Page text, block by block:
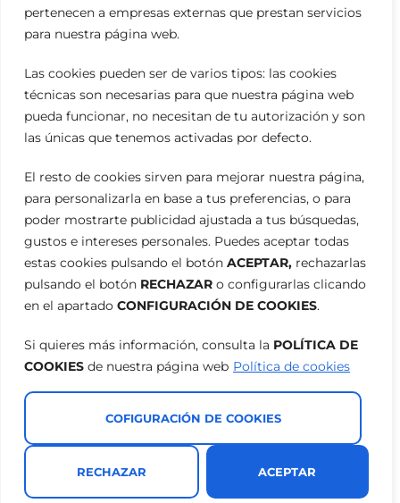
pertenecen a empresas externas que prestan servicios
para nuestra página web.
Las cookies pueden ser de varios tipos: las cookies
técnicas son necesarias para que nuestra página web
pueda funcionar, no necesitan de tu autorización y son
las únicas que tenemos activadas por defecto.
El resto de cookies sirven para mejorar nuestra página,
para personalizarla en base a tus preferencias, o para
poder mostrarte publicidad ajustada a tus búsquedas,
gustos e intereses personales. Puedes aceptar todas
estas cookies pulsando el botón ACEPTAR, rechazarlas
pulsando el botón RECHAZAR o configurarlas clicando
en el apartado CONFIGURACIÓN DE COOKIES.
Si quieres más información, consulta la POLÍTICA DE
COOKIES de nuestra página web Política de cookies
COFIGURACIÓN DE COOKIES
RECHAZAR ACEPTAR